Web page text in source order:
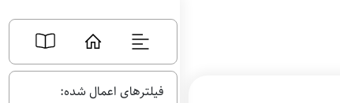
فیلترهای اعمال شده: